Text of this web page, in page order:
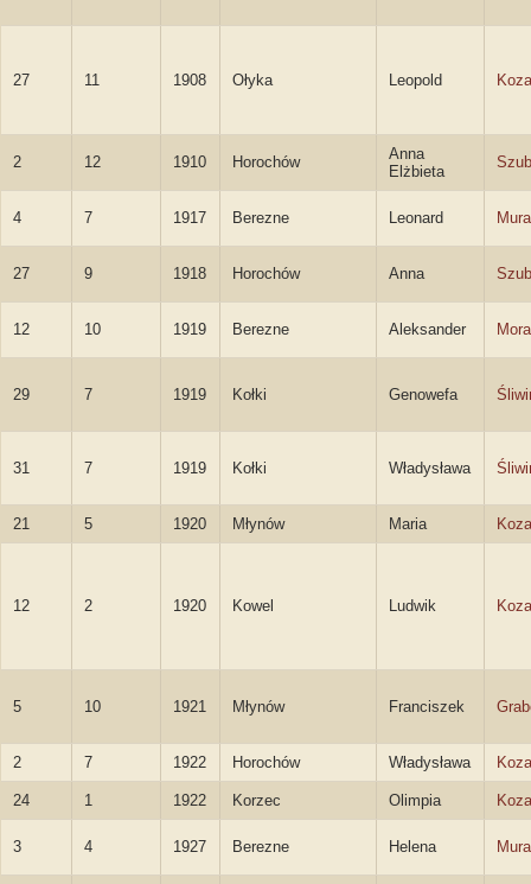
27 11 1908 Ołyka Leopold
2 12 1910 Horochów
Anna
Elżbieta
4 7 1917 Berezne Leonard
27 9 1918 Horochów Anna
12 10 1919 Berezne Aleksander
29 7 1919 Kołki Genowefa
31 7 1919 Kołki Władysława
21 5 1920 Młynów Maria
12 2 1920 Kowel Ludwik
5 10 1921 Młynów Franciszek
2 7 1922 Horochów Władysława
24 1 1922 Korzec Olimpia
3 4 1927 Berezne Helena